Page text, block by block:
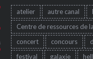
5.4
CLAN – A BE...
6.8
– HEL...
atelier autre canal
Centre de ressources de
concert
concours
festival
galaxie